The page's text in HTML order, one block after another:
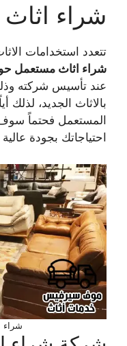
شراء
تتعدد استخدامات
شراء اثاث مستعمل
عند تأسيس شركته
بالاثاث الجديد،
المستعمل فحتماً
احتياجاتك بجودة
شراء